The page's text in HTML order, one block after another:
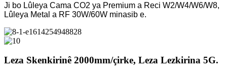
Ji bo Lûleya Cama CO2 ya Premium a Reci W2/W4/W6/W8,
Lûleya Metal a RF 30W/60W minasib e.
Leza Skenkirinê 2000mm/çirke, Leza Lezkirina 5G.